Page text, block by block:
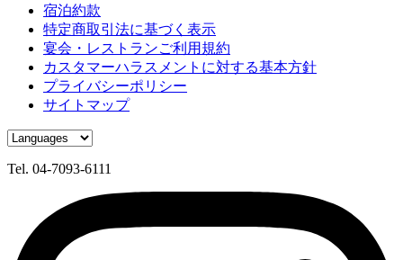
宿泊約款
特定商取引法に基づく表示
宴会・レストランご利用規約
カスタマーハラスメントに対する基本方針
プライバシーポリシー
サイトマップ
Tel. 04-7093-6111